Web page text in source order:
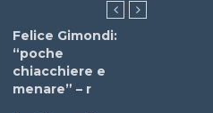
Felice Gimondi:
“poche
chiacchiere e
menare” – r